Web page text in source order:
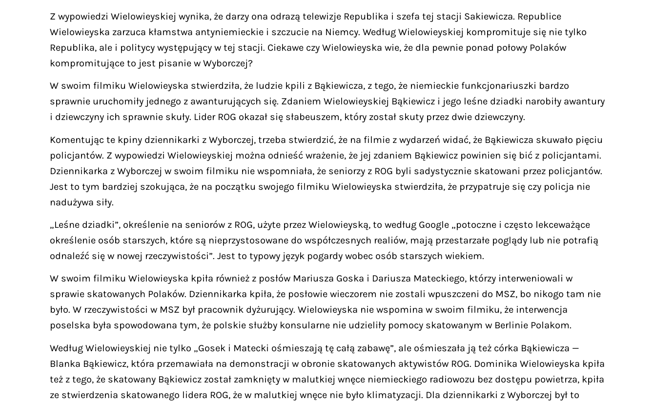
Z wypowiedzi Wielowieyskiej wynika, że darzy ona odrazą telewizje Republika i szefa tej stacji Sakiewicza. Republice
Wielowieyska zarzuca kłamstwa antyniemieckie i szczucie na Niemcy. Według Wielowieyskiej kompromituje się nie tylko
Republika, ale i politycy występujący w tej stacji. Ciekawe czy Wielowieyska wie, że dla pewnie ponad połowy Polaków
kompromitujące to jest pisanie w Wyborczej?
W swoim filmiku Wielowieyska stwierdziła, że ludzie kpili z Bąkiewicza, z tego, że niemieckie funkcjonariuszki bardzo
sprawnie uruchomiły jednego z awanturujących się. Zdaniem Wielowieyskiej Bąkiewicz i jego leśne dziadki narobiły awantury
i dziewczyny ich sprawnie skuły. Lider ROG okazał się słabeuszem, który został skuty przez dwie dziewczyny.
Komentując te kpiny dziennikarki z Wyborczej, trzeba stwierdzić, że na filmie z wydarzeń widać, że Bąkiewicza skuwało pięciu
policjantów. Z wypowiedzi Wielowieyskiej można odnieść wrażenie, że jej zdaniem Bąkiewicz powinien się bić z policjantami.
Dziennikarka z Wyborczej w swoim filmiku nie wspomniała, że seniorzy z ROG byli sadystycznie skatowani przez policjantów.
Jest to tym bardziej szokująca, że na początku swojego filmiku Wielowieyska stwierdziła, że przypatruje się czy policja nie
nadużywa siły.
„Leśne dziadki”, określenie na seniorów z ROG, użyte przez Wielowieyską, to według Google „potoczne i często lekceważące
określenie osób starszych, które są nieprzystosowane do współczesnych realiów, mają przestarzałe poglądy lub nie potrafią
odnaleźć się w nowej rzeczywistości”. Jest to typowy język pogardy wobec osób starszych wiekiem.
W swoim filmiku Wielowieyska kpiła również z posłów Mariusza Goska i Dariusza Mateckiego, którzy interweniowali w
sprawie skatowanych Polaków. Dziennikarka kpiła, że posłowie wieczorem nie zostali wpuszczeni do MSZ, bo nikogo tam nie
było. W rzeczywistości w MSZ był pracownik dyżurujący. Wielowieyska nie wspomina w swoim filmiku, że interwencja
poselska była spowodowana tym, że polskie służby konsularne nie udzieliły pomocy skatowanym w Berlinie Polakom.
Według Wielowieyskiej nie tylko „Gosek i Matecki ośmieszają tę całą zabawę”, ale ośmieszała ją też córka Bąkiewicza —
Blanka Bąkiewicz, która przemawiała na demonstracji w obronie skatowanych aktywistów ROG. Dominika Wielowieyska kpiła
też z tego, że skatowany Bąkiewicz został zamknięty w malutkiej wnęce niemieckiego radiowozu bez dostępu powietrza, kpiła
ze stwierdzenia skatowanego lidera ROG, że w malutkiej wnęce nie było klimatyzacji. Dla dziennikarki z Wyborczej był to